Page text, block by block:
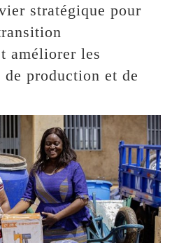
stratégique pour
améliorer les
production et de